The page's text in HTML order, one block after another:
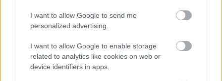
I want to allow Google to send me
personalized advertising.
I want to allow Google to enable storage
related to analytics like cookies on web or
device identifiers in apps.
LEGOLVASOTTABB
Indul a diákok pénzügyi ismereteit